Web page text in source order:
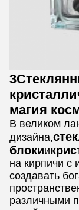
магия
В великом
дизайна,
блокии
на кирпичи с
создавать
различными